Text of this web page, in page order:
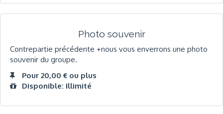
Photo souvenir
Contrepartie précédente +nous vous enverrons une photo
souvenir du groupe.
Pour 20,00 € ou plus
Disponible: Illimité